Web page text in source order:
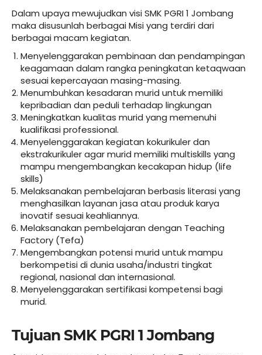
Dalam upaya mewujudkan visi SMK PGRI 1 Jombang
maka disusunlah berbagai Misi yang terdiri dari
berbagai macam kegiatan.
Menyelenggarakan pembinaan dan pendampingan
keagamaan dalam rangka peningkatan ketaqwaan
sesuai kepercayaan masing-masing.
Menumbuhkan kesadaran murid untuk memiliki
kepribadian dan peduli terhadap lingkungan
Meningkatkan kualitas murid yang memenuhi
kualifikasi professional.
Menyelenggarakan kegiatan kokurikuler dan
ekstrakurikuler agar murid memiliki multiskills yang
mampu mengembangkan kecakapan hidup (life
skills)
Melaksanakan pembelajaran berbasis literasi yang
menghasilkan layanan jasa atau produk karya
inovatif sesuai keahliannya.
Melaksanakan pembelajaran dengan Teaching
Factory (Tefa)
Mengembangkan potensi murid untuk mampu
berkompetisi di dunia usaha/industri tingkat
regional, nasional dan internasional.
Menyelenggarakan sertifikasi kompetensi bagi
murid.
Tujuan SMK PGRI 1 Jombang